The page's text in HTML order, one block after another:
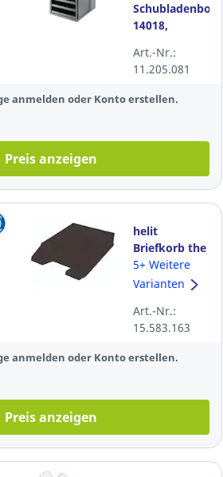
Schubladenbox
14018,
Schubladen,
öko-grau
Art.-Nr.:
11.205.081
anmelden oder Konto erstellen.
Preis anzeigen
helit
Briefkorb the
green staff
H2661695,
(RC), C4,
schwarz,
5+ Weitere
Varianten
Art.-Nr.:
15.583.163
anmelden oder Konto erstellen.
Preis anzeigen